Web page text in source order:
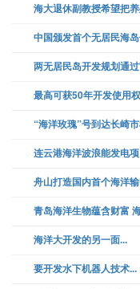
海大退休副教授希望把
中国颁发首个无居民海
两无居民岛开发规划通
最高可获50年开发使用
“海洋玫瑰”号到达长崎
连云港海洋波浪能发电
青岛海洋生物蕴含财富
海洋大开发的另一面...
要开发水下机器人技术...